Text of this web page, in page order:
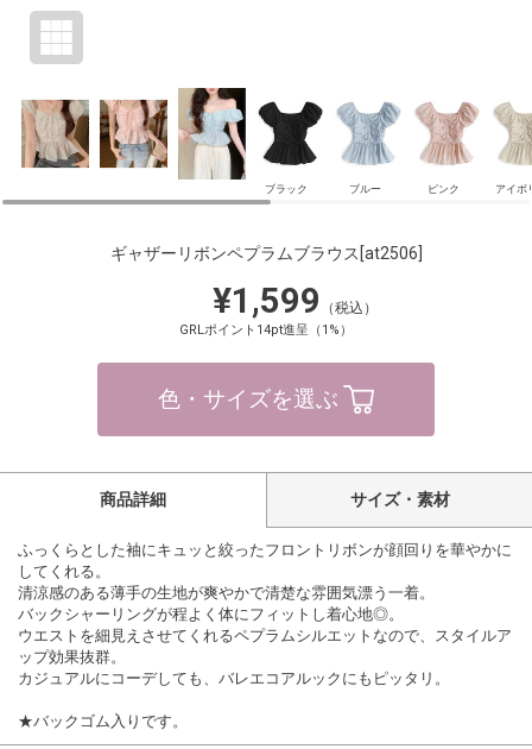
ブラック ブルー ピンク アイボ
ギャザーリボンペプラムブラウス [at2506]
¥1,599 （税込）
GRLポイント14pt進呈（1%）
色・サイズを選ぶ
商品詳細 サイズ・素材
ふっくらとした袖にキュッと絞ったフロントリボンが顔回りを華やかに
してくれる。
清涼感のある薄手の生地が爽やかで清楚な雰囲気漂う一着。
バックシャーリングが程よく体にフィットし着心地◎。
ウエストを細見えさせてくれるペプラムシルエットなので、スタイルア
ップ効果抜群。
カジュアルにコーデしても、バレエコアルックにもピッタリ。
★バックゴム入りです。